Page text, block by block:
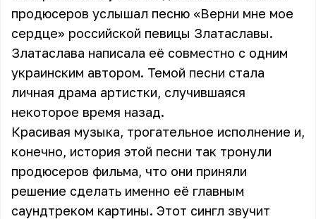
продюсеров услышал песню «Верни мне мое
сердце» российской певицы Златаславы.
Златаслава написала её совместно с одним
украинским автором. Темой песни стала
личная драма артистки, случившаяся
некоторое время назад.
Красивая музыка, трогательное исполнение и,
конечно, история этой песни так тронули
продюсеров фильма, что они приняли
решение сделать именно её главным
саундтреком картины. Этот сингл звучит